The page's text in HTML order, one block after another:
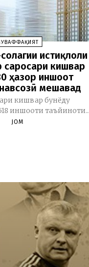
истиқлоли
саросари кишвар
ҳазор иншоот
мешавад
кишвар бунёду
иншооти таъйиноти...
JOM